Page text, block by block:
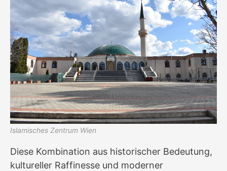
Islamisches Zentrum Wien
Diese Kombination aus historischer Bedeutung,
kultureller Raffinesse und moderner